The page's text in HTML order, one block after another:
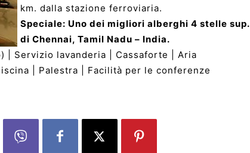
km. dalla stazione ferroviaria.
Speciale: Uno dei migliori alberghi 4 stelle sup.
di Chennai, Tamil Nadu – India.
| Servizio lavanderia | Cassaforte | Aria
| Palestra | Facilità per le conferenze